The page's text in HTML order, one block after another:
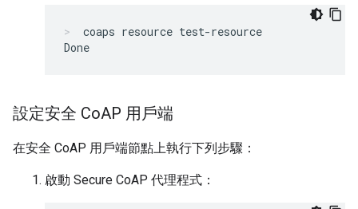
coaps resource test-resource
設定安全 CoAP 用戶端
在安全 CoAP 用戶端節點上執行下列步驟：
啟動 Secure CoAP 代理程式：